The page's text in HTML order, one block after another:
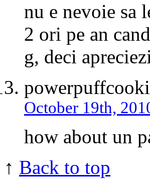
nu e nevoie sa
2 ori pe an
g, deci
October 19th,
how about un
↑ Back to top